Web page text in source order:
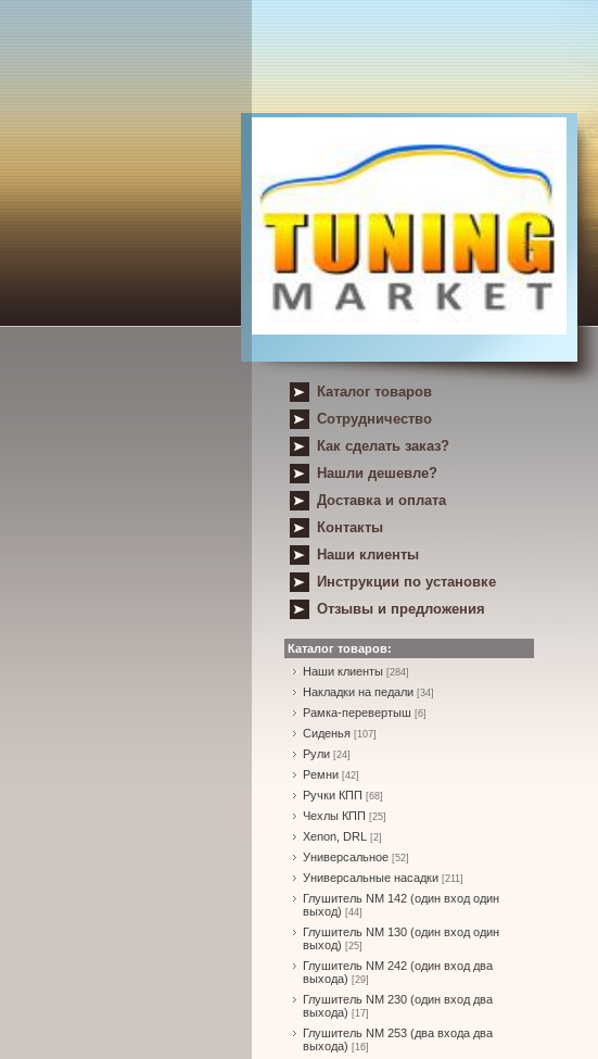
Каталог товаров
Сотрудничество
Как сделать заказ?
Нашли дешевле?
Доставка и оплата
Контакты
Наши клиенты
Инструкции по установке
Отзывы и предложения
Каталог товаров:
Наши клиенты [284]
Накладки на педали [34]
Рамка-перевертыш [6]
Сиденья [107]
Рули [24]
Ремни [42]
Ручки КПП [68]
Чехлы КПП [25]
Xenon, DRL [2]
Универсальное [52]
Универсальные насадки [211]
Глушитель NM 142 (один вход один
выход) [44]
Глушитель NM 130 (один вход один
выход) [25]
Глушитель NM 242 (один вход два
выхода) [29]
Глушитель NM 230 (один вход два
выхода) [17]
Глушитель NM 253 (два входа два
выхода) [16]